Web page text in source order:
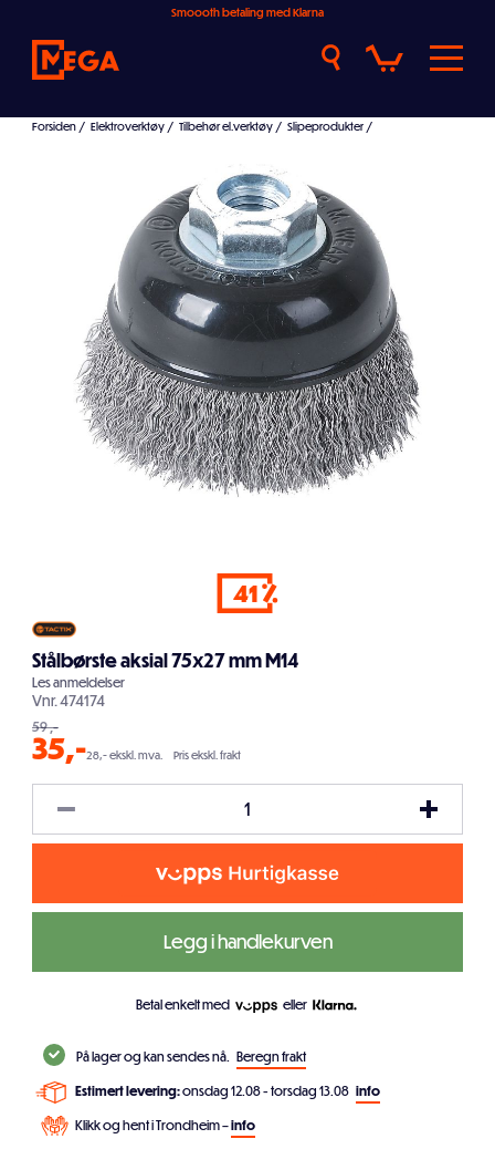
Smoooth betaling med Klarna
Forsiden / Elektroverktøy / Tilbehør el.verktøy / Slipeprodukter /
41
Stålbørste aksial 75x27 mm M14
Lesanmeldelser
Vnr.474174
59,-
35,-28,- ekskl. mva. Pris ekskl. frakt
Legg i handlekurven
Betal enkelt med eller
På lager og kan sendes nå. Beregn frakt
Estimert levering:onsdag 12.08 - torsdag 13.08 info
Klikk og hent i Trondheim –info